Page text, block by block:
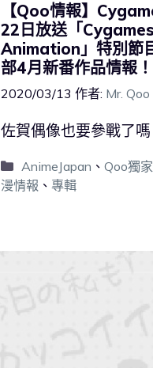
【Qoo情報】
22日放送「Cygames
Animation」特別節
部4月新番作品情報！
2020/03/13 作者: Mr. Qoo
佐賀偶像也要參戰了嗎
AnimeJapan 、 Qoo獨家
漫情報 、 專輯